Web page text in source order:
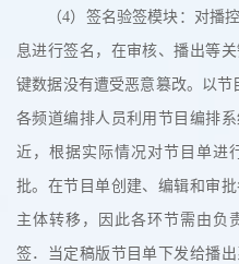
（4）签名验签模块：对播
息进行签名，在审核、播出等
键数据没有遭受恶意篡改。以节
各频道编排人员利用节目编排
近，根据实际情况对节目单进
批。在节目单创建、编辑和审
主体转移，因此各环节需由负
签．当定稿版节目单下发给播